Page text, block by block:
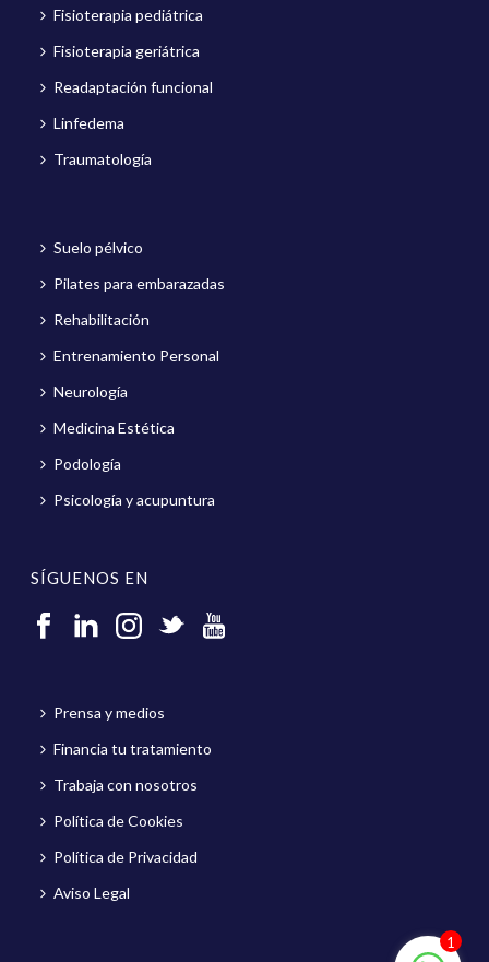
Fisioterapia pediátrica
Fisioterapia geriátrica
Readaptación funcional
Linfedema
Traumatología
Suelo pélvico
Pilates para embarazadas
Rehabilitación
Entrenamiento Personal
Neurología
Medicina Estética
Podología
Psicología y acupuntura
SÍGUENOS EN
Prensa y medios
Financia tu tratamiento
Trabaja con nosotros
Política de Cookies
Política de Privacidad
Aviso Legal
1